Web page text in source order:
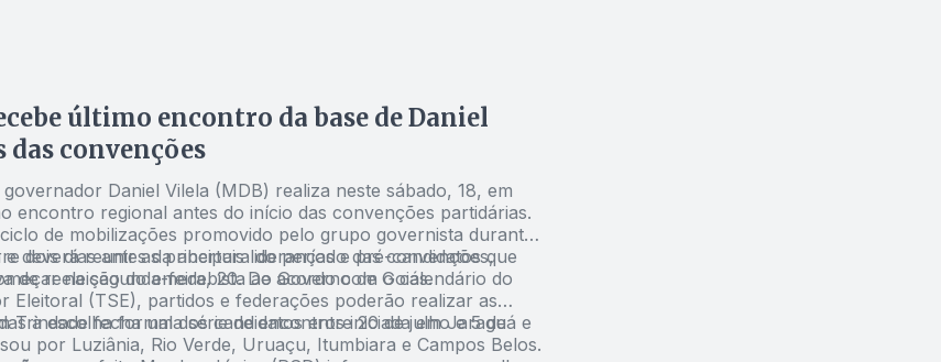
último encontro da base de Daniel
das convenções
Daniel Vilela (MDB) realiza neste sábado, 18, em
encontro regional antes do início das convenções partidárias.
de mobilizações promovido pelo grupo governista durante
deverá reunir as principais lideranças e pré-candidatos que
de reeleição do emedebista ao Governo de Goiás.
dois dias antes da abertura do período das convenções,
na segunda-feira, 20. De acordo com o calendário do
Eleitoral (TSE), partidos e federações poderão realizar as
à escolha formal dos candidatos entre 20 de julho e 5 de
Trindade fecha uma série de encontros iniciada em Jaraguá e
por Luziânia, Rio Verde, Uruaçu, Itumbiara e Campos Belos.